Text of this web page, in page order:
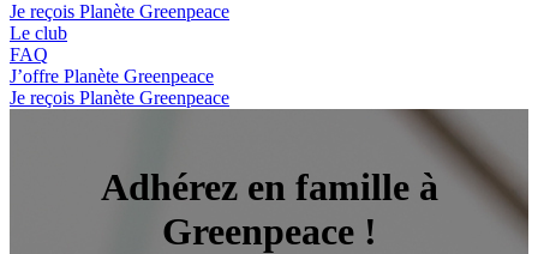
Je reçois Planète Greenpeace
Le club
FAQ
J’offre Planète Greenpeace
Je reçois Planète Greenpeace
Adhérez en famille à
Greenpeace !